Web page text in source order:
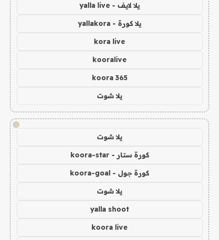
يلا لايف - yalla live
يلا كورة - yallakora
kora live
kooralive
koora 365
يلا شوت
!
يلا شوت
كورة ستار - koora-star
كورة جول - koora-goal
يلا شوت
yalla shoot
koora live